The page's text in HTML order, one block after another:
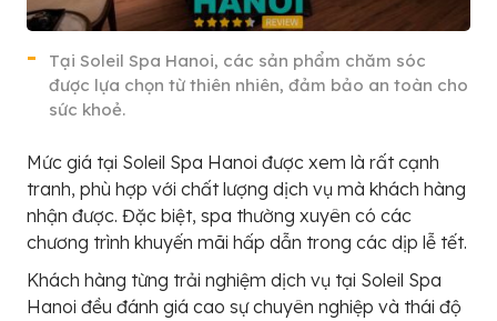
Tại Soleil Spa Hanoi, các sản phẩm chăm sóc
được lựa chọn từ thiên nhiên, đảm bảo an toàn cho
sức khoẻ.
Mức giá tại Soleil Spa Hanoi được xem là rất cạnh
tranh, phù hợp với chất lượng dịch vụ mà khách hàng
nhận được. Đặc biệt, spa thường xuyên có các
chương trình khuyến mãi hấp dẫn trong các dịp lễ tết.
Khách hàng từng trải nghiệm dịch vụ tại Soleil Spa
Hanoi đều đánh giá cao sự chuyên nghiệp và thái độ